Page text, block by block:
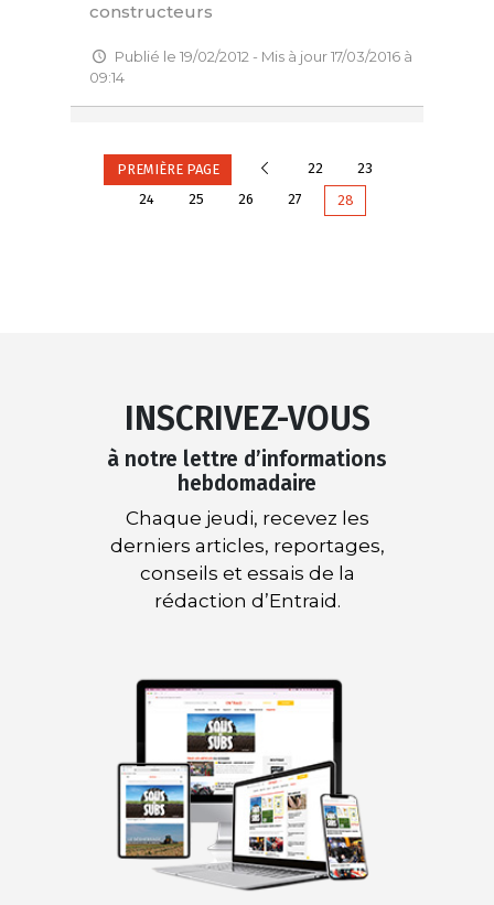
constructeurs
Publié le 19/02/2012 - Mis à jour 17/03/2016 à
09:14
PREMIÈRE PAGE Précédente
22
23
24
25 26 27 28
INSCRIVEZ-VOUS
à notre lettre d’informations
hebdomadaire
Chaque jeudi, recevez les
derniers articles, reportages,
conseils et essais de la
rédaction d’Entraid.